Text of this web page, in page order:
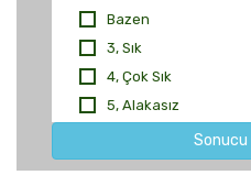
Bazen
3, Sık
4, Çok Sık
5, Alakasız